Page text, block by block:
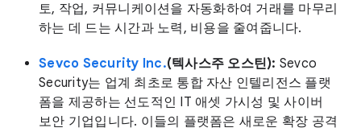
토, 작업, 커뮤니케이션을 자동화하여 거래를 마무리
하는 데 드는 시간과 노력, 비용을 줄여줍니다.
Sevco Security Inc.(텍사스주 오스틴): Sevco
Security는 업계 최초로 통합 자산 인텔리전스 플랫
폼을 제공하는 선도적인 IT 애셋 가시성 및 사이버
보안 기업입니다. 이들의 플랫폼은 새로운 확장 공격